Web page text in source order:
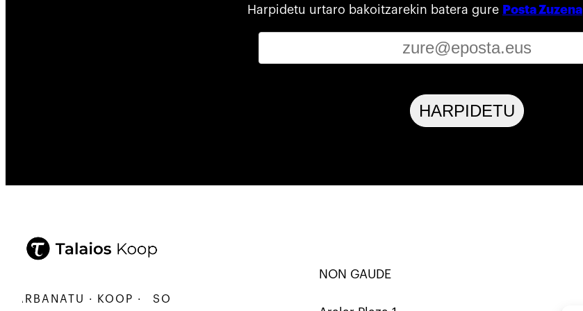
Harpidetu urtaro bakoitzarekin batera gure Posta Zuzena
HARPIDETU
· KOOP · SORTU · ERALDATU · ELKARBANATU · KOOP ·
NON GAUDE